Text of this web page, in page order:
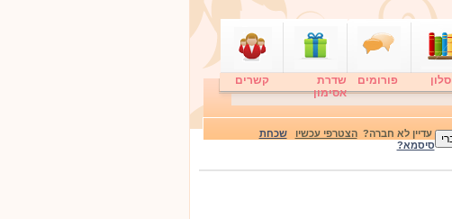
סלון פורומים
שדרת
אסימון
קשרים
עדיין לא חברה?הצטרפי עכשיו
שכחת
סיסמא?